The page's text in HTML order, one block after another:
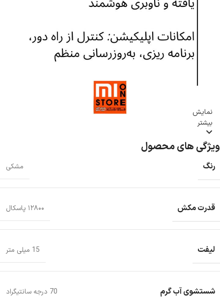
نمایش
بیشتر
ویژگی های محصول
رنگ مشکی
قدرت مکش ۱۲۸۰۰ پاسکال
لیفت 15 میلی متر
شستشوی آب گرم 70 درجه سانتیگراد